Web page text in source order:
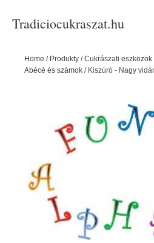
Tradiciocukraszat.hu
Home / Produkty /Cukrászati eszközök
Abécé és számok / Kiszúró - Nagy